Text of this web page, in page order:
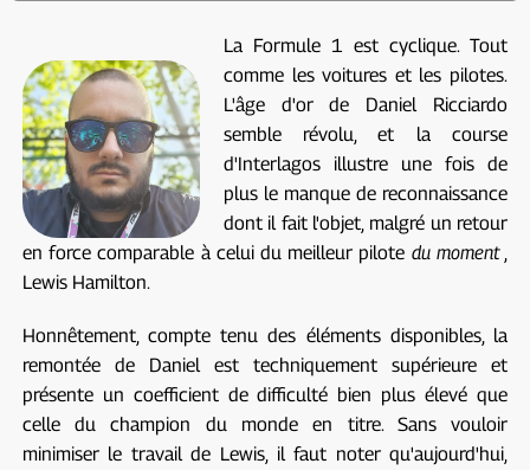
La Formule 1 est cyclique. Tout
comme les voitures et les pilotes.
L'âge d'or de Daniel Ricciardo
semble révolu, et la course
d'Interlagos illustre une fois de
plus le manque de reconnaissance
dont il fait l'objet, malgré un retour
en force comparable à celui du meilleur pilote du moment,
Lewis Hamilton.
Honnêtement, compte tenu des éléments disponibles, la
remontée de Daniel est techniquement supérieure et
présente un coefficient de difficulté bien plus élevé que
celle du champion du monde en titre. Sans vouloir
minimiser le travail de Lewis, il faut noter qu'aujourd'hui,